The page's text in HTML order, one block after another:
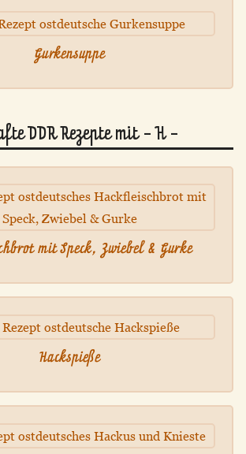
Gurkensuppe
DDR Rezepte mit - H -
mit Speck, Zwiebel & Gurke
Hackspieße